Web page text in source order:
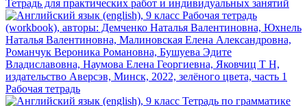
Тетрадь для практических работ и индивидуальных занятий
Рабочая тетрадь